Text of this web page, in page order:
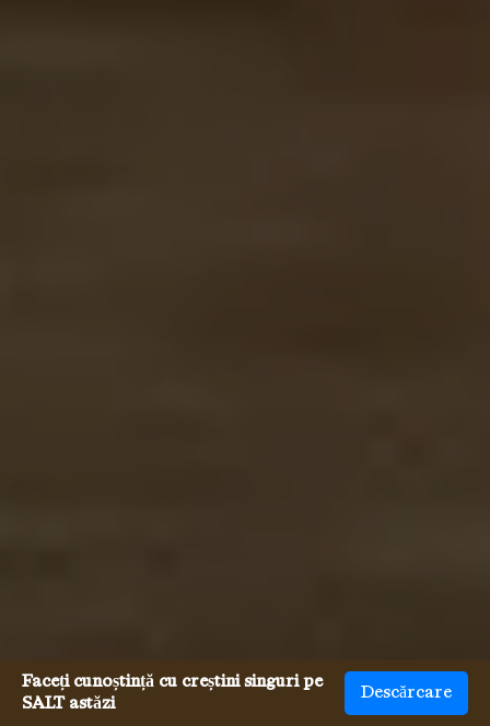
Faceți cunoștință cu creștini singuri pe
SALT astăzi
Descărcare